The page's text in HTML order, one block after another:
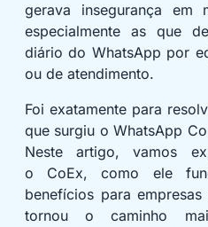
gerava insegurança em
especialmente as que
diário do WhatsApp por
ou de atendimento.
Foi exatamente para
que surgiu o WhatsApp
Neste artigo, vamos
o CoEx, como ele
benefícios para
tornou o caminho